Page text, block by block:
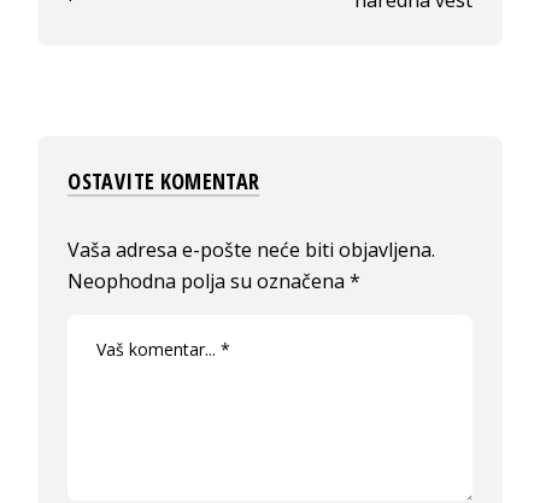
OSTAVITE KOMENTAR
Vaša adresa e-pošte neće biti objavljena.
Neophodna polja su označena*